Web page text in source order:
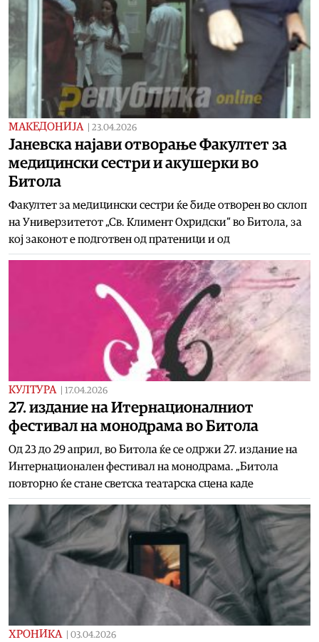
МАКЕДОНИЈА 23.04.2026
Јаневска најави отворање Факултет за
медицински сестри и акушерки во
Битола
Факултет за медицински сестри ќе биде отворен во склоп
на Универзитетот „Св. Климент Охридски“ во Битола, за
кој законот е подготвен од пратеници и од
КУЛТУРА 17.04.2026
27. издание на Итернационалниот
фестивал на монодрама во Битола
Од 23 до 29 април, во Битола ќе се одржи 27. издание на
Интернационален фестивал на монодрама. „Битола
повторно ќе стане светска театарска сцена каде
ХРОНИКА 03.04.2026